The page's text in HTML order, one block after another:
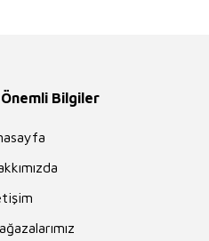
Önemli Bilgiler